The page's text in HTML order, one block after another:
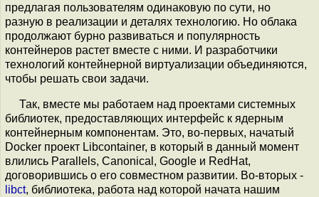
предлагая пользователям одинаковую по сути, но
разную в реализации и деталях технологию. Но облака
продолжают бурно развиваться и популярность
контейнеров растет вместе с ними. И разработчики
технологий контейнерной виртуализации объединяются,
чтобы решать свои задачи.
Так, вместе мы работаем над проектами системных
библиотек, предоставляющих интерфейс к ядерным
контейнерным компонентам. Это, во-первых, начатый
Docker проект Libcontainer, в который в данный момент
влились Parallels, Canonical, Google и RedHat,
договорившись о его совместном развитии. Во-вторых -
libct, библиотека, работа над которой начата нашим